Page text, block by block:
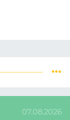
07.08.2026